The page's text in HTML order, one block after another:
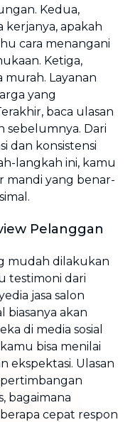
Kedua,
kerjanya, apakah
cara menangani
Ketiga,
Layanan
yang
baca ulasan
sebelumnya. Dari
dan konsistensi
langkah ini, kamu
mandi yang benar-
Pelanggan
mudah dilakukan
testimoni dari
jasa salon
biasanya akan
di media sosial
bisa menilai
ekspektasi. Ulasan
bagaimana
cepat respon